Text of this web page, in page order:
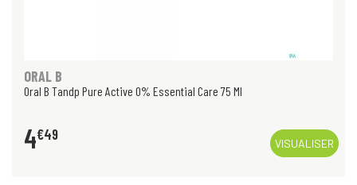
ORAL B
Oral B Tandp Pure Active 0% Essential Care 75 Ml
4€49
VISUALISER